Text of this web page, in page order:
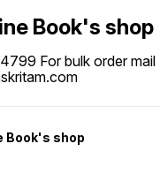
Book's shop
For bulk order mail
Book's shop